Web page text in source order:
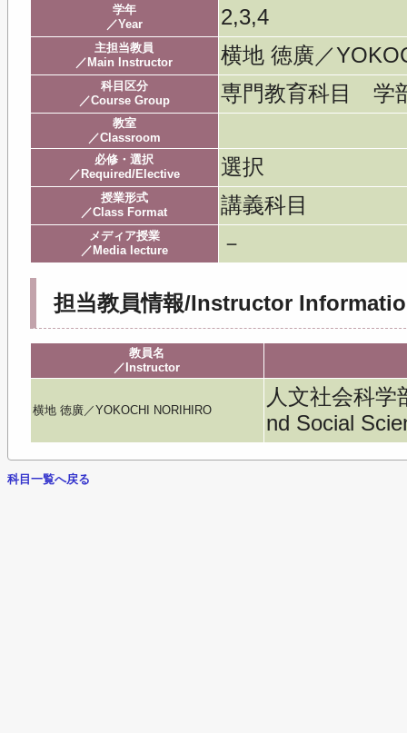
学年
／Year
2,3,4
主担当教員
／Main Instructor
横地 徳廣／
科目区分
／Course Group
専門教育科目 学
教室
／Classroom
必修・選択
／Required/Elective
選択
授業形式
／Class Format
講義科目
メディア授業
／Media lecture
－
担当教員情報/Instructor
教員名
／Instructor
横地 徳廣／YOKOCHI NORIHIRO
人文社会科学
nd Social
科目一覧へ戻る